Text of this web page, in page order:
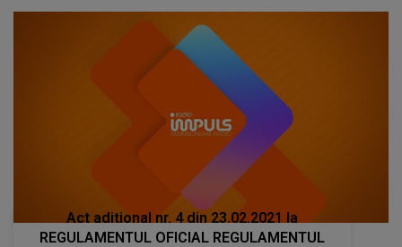
Act aditional nr. 4 din 23.02.2021 la
REGULAMENTUL OFICIAL REGULAMENTUL